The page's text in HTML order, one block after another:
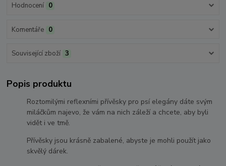
Hodnocení 0
Komentáře 0
Související zboží 3
Popis produktu
Roztomilými reflexními přívěsky pro psí elegány dáte svým
miláčkům najevo, že vám na nich záleží a chcete, aby byli
vidět i ve tmě.
Přívěsky jsou krásně zabalené, abyste je mohli použít jako
skvělý dárek.